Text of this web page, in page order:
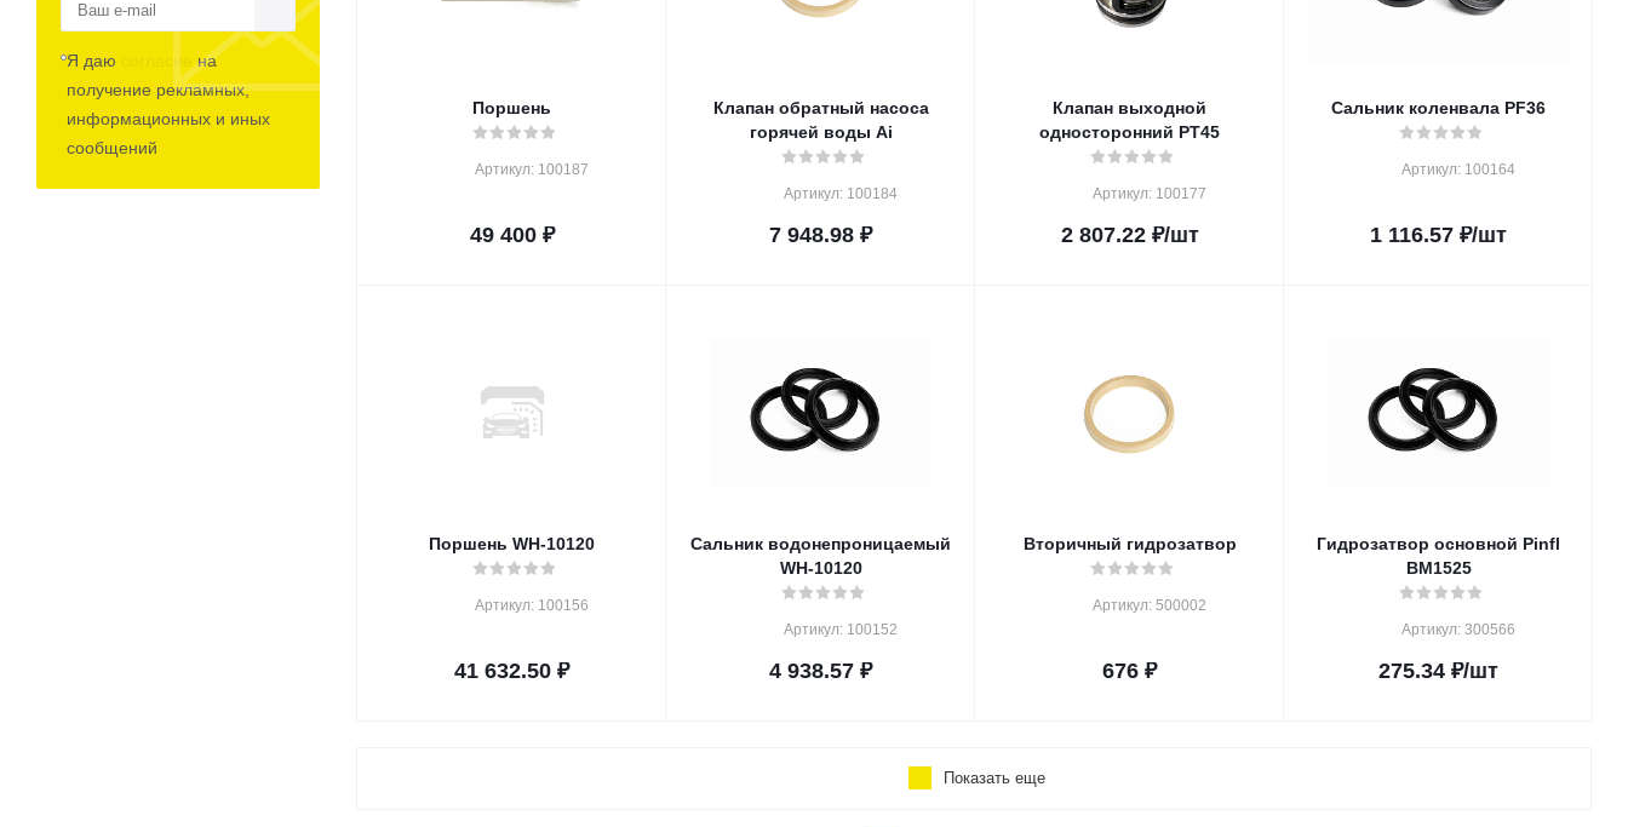
Поршень
Артикул: 100187
49 400₽
Клапан обратный насоса
горячей воды Ai
Артикул: 100184
7 948.98 ₽
Клапан выходной
односторонний PT45
Артикул: 100177
2 807.22₽/шт
Сальник коленвала PF36
Артикул: 100164
1 116.57 ₽/шт
Поршень WH-10120
Артикул: 100156
41 632.50 ₽
Сальник водонепроницаемый
WH-10120
Артикул: 100152
4 938.57 ₽
Вторичный гидрозатвор
Артикул: 500002
676 ₽
Гидрозатвор основной Pinfl
BM1525
Артикул: 300566
275.34 ₽/шт
Показать еще
Я даю
на
получение рекламных,
информационных и иных
сообщений